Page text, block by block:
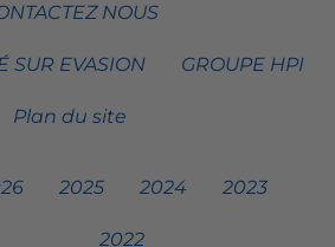
NOUS
SUR EVASION GROUPE HPI
Plan du site
2025 2024 2023
2022